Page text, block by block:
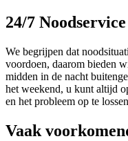
24/7 Noodservice
We begrijpen dat
voordoen, daarom bieden
midden in de nacht
het weekend, u kunt altijd
en het probleem op te
Vaak